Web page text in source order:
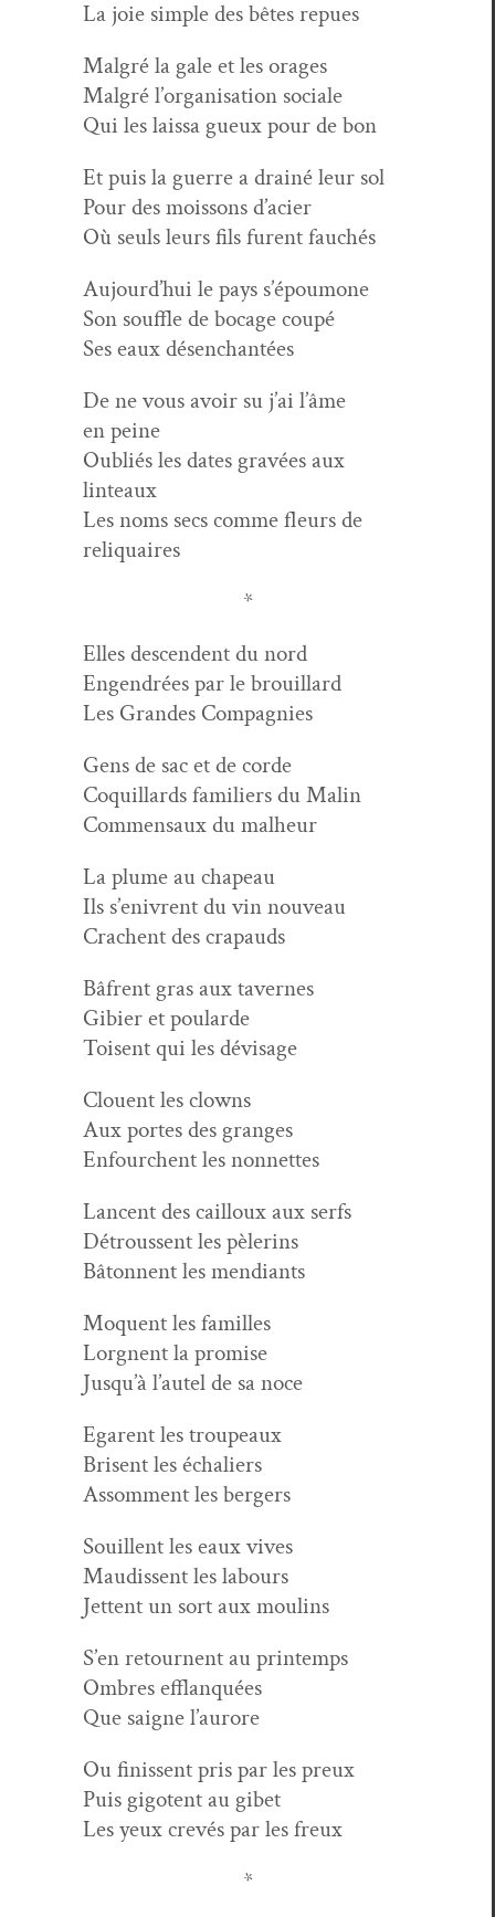
La joie sim­ple des bêtes repues
Mal­gré la gale et les orages
Mal­gré l’organisation sociale
Qui les lais­sa gueux pour de bon
Et puis la guerre a drainé leur sol
Pour des moissons d’acier
Où seuls leurs fils furent fauchés
Aujourd’hui le pays s’époumone
Son souf­fle de bocage coupé
Ses eaux désenchantées
De ne vous avoir su j’ai l’âme
en peine
Oubliés les dates gravées aux
linteaux
Les noms secs comme fleurs de
reliquaires
*
Elles descen­dent du nord
Engen­drées par le brouillard
Les Grandes Compagnies
Gens de sac et de corde
Coquil­lards fam­i­liers du Malin
Com­men­saux du malheur
La plume au chapeau
Ils s’enivrent du vin nouveau
Crachent des crapauds
Bâfrent gras aux tavernes
Gibier et poularde
Toisent qui les dévisage
Clouent les clowns
Aux portes des granges
Enfourchent les nonnettes
Lan­cent des cail­loux aux serfs
Détroussent les pèlerins
Bâton­nent les mendiants
Moquent les familles
Lorgnent la promise
Jusqu’à l’autel de sa noce
Egar­ent les troupeaux
Brisent les échaliers
Assom­ment les bergers
Souil­lent les eaux vives
Maud­is­sent les labours
Jet­tent un sort aux moulins
S’en retour­nent au printemps
Ombres efflanquées
Que saigne l’aurore
Ou finis­sent pris par les preux
Puis gig­o­tent au gibet
Les yeux crevés par les freux
*